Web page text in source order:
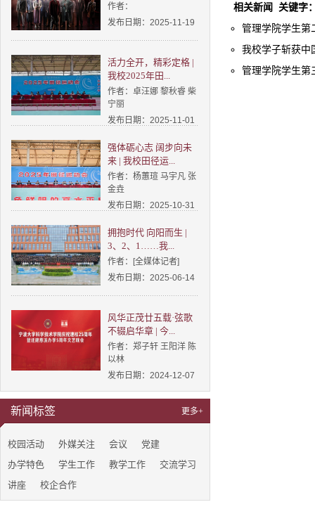
作者：
发布日期：2025-11-19
活力全开，精彩定格 |
我校2025年田...
作者：卓汪娜 黎秋睿 柴
宁丽
发布日期：2025-11-01
强体砺心志 阔步向未
来 | 我校田径运...
作者：杨蕙瑄 马宇凡 张
金垚
发布日期：2025-10-31
拥抱时代 向阳而生 |
3、2、1……我...
作者：[全媒体记者]
发布日期：2025-06-14
风华正茂廿五载·弦歌
不辍启华章 | 今...
作者：郑子轩 王阳洋 陈
以林
发布日期：2024-12-07
新闻标签 更多+
校园活动 外媒关注 会议
党建
办学特色
学生工作 教学工作
交流学习
讲座
校企合作
相关新闻
关键字
管理学院学生第
我校学子斩获中
管理学院学生第